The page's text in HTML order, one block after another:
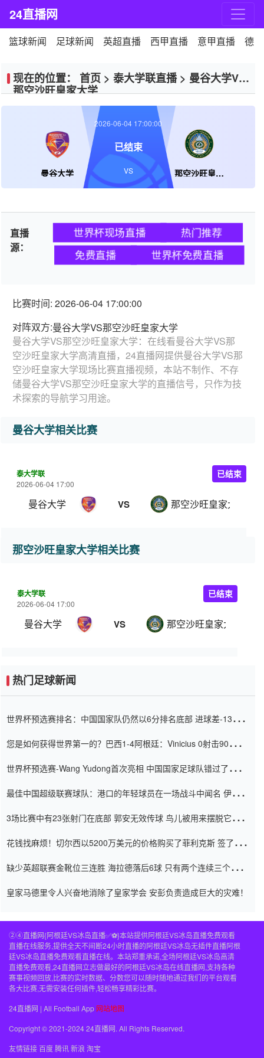
24直播网
篮球新闻 足球新闻 英超直播 西甲直播 意甲直播 德
现在的位置： 首页 > 泰大学联直播> 曼谷大学VS
那空沙旺皇家大学
曼谷大学 那空沙旺皇家大学
2026-06-04 17:00:00
已结束
VS
直播
源：
世界杯现场直播
热门推荐
免费直播
世界杯免费直播
比赛时间: 2026-06-04 17:00:00
对阵双方:曼谷大学VS那空沙旺皇家大学
曼谷大学VS那空沙旺皇家大学：在线看曼谷大学VS那
空沙旺皇家大学高清直播，24直播网提供曼谷大学VS那
空沙旺皇家大学现场比赛直播视频，本站不制作、不存
储曼谷大学VS那空沙旺皇家大学的直播信号，只作为技
术探索的导航学习用途。
曼谷大学相关比赛
泰大学联
2026-06-04 17:00
曼谷大学 VS 那空沙旺皇家大学
已结束
那空沙旺皇家大学相关比赛
泰大学联
2026-06-04 17:00
曼谷大学 VS 那空沙旺皇家大学
已结束
热门足球新闻
世界杯预选赛排名：中国国家队仍然以6分排名底部 进球差-13令人
您是如何获得世界第一的？巴西1-4阿根廷：Vinicius 0射击90分钟
世界杯预选赛-Wang Yudong首次亮相 中国国家足球队错过了世界
最佳中国超级联赛球队：港口的年轻球员在一场战斗中闻名 伊万放
3场比赛中有23张射门在底部 郭安无效传球 鸟儿被用来摆脱它
花钱找麻烦！切尔西以5200万美元的价格购买了菲利克斯 签了7年
缺少英超联赛金靴位三连胜 海拉德落后6球 只有两个连续三个连续
皇家马德里令人兴奋地消除了皇家学会 安彭负责造成巨大的灾难！
②④直播网{阿根廷VS冰岛直播✅⚽️}本站提供阿根廷VS冰岛直播免费观看
直播在线服务,提供全天不间断24小时直播的阿根廷VS冰岛无插件直播阿根
廷VS冰岛直播免费观看直播在线。本站郑重承诺,全场阿根廷VS冰岛高清
直播免费观看,24直播网立志做最好的阿根廷VS冰岛在线直播网,支持各种
赛事视频回放,比赛的实时数据、分数您可以随时随地通过我们的平台观看
各大比赛,无需安装任何插件,轻松畅享精彩比赛。
24直播网 | All Football App 网站地图
Copyright © 2021-2024 24直播网. All Rights Reserved.
友情链接百度腾讯新浪 淘宝